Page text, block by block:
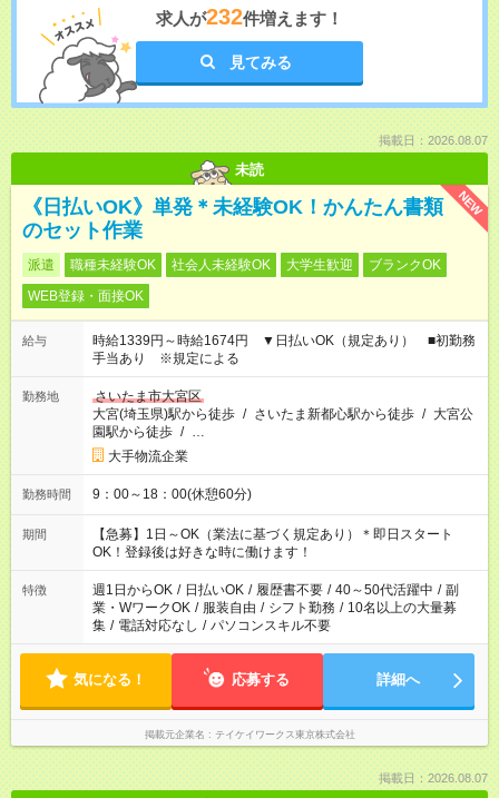
求人が232件増えます！
見てみる
掲載日：2026.08.07
未読
NEW
《日払いOK》単発＊未経験OK！かんたん書類
のセット作業
派遣 職種未経験OK 社会人未経験OK 大学生歓迎
ブランクOK
WEB登録・面接OK
給与
時給1339円～時給1674円 ▼日払いOK（規定あり） ■初勤務
手当あり ※規定による
勤務地
さいたま市大宮区
大宮(埼玉県)駅から徒歩 / さいたま新都心駅から徒歩 / 大宮公
園駅から徒歩 / …
大手物流企業
勤務時間 9：00～18：00(休憩60分)
期間
【急募】1日～OK（業法に基づく規定あり）＊即日スタート
OK！登録後は好きな時に働けます！
特徴 週1日からOK / 日払いOK / 履歴書不要 / 40～50代活躍中 / 副
業・WワークOK / 服装自由 / シフト勤務 / 10名以上の大量募
集 / 電話対応なし / パソコンスキル不要
気になる！ 応募する 詳細へ
掲載元企業名 テイケイワークス東京株式会社
掲載日：2026.08.07